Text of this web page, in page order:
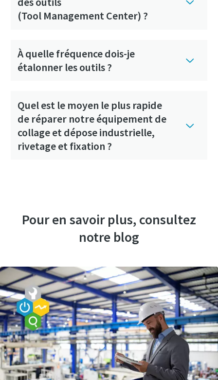
(Tool Management Center) ?
À quelle fréquence dois-je
étalonner les outils ?
Quel est le moyen le plus rapide
de réparer notre équipement de
collage et dépose industrielle,
rivetage et fixation ?
Pour en savoir plus, consultez
notre blog